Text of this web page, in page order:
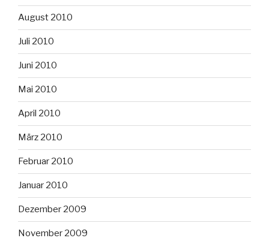
August 2010
Juli 2010
Juni 2010
Mai 2010
April 2010
März 2010
Februar 2010
Januar 2010
Dezember 2009
November 2009